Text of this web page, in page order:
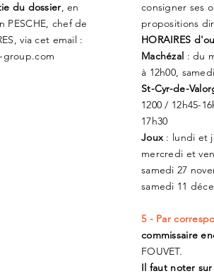
du dossier, en
PESCHE, chef de
via cet email :
group.com
consigner ses
propositions
HORAIRES
Machézal : du
à 12h00,
St-Cyr-de-
1200 / 12h45-
17h30
Joux: lundi et
mercredi et
samedi 27
samedi 11
5 - Par
commissaire
FOUVET.
Il faut noter